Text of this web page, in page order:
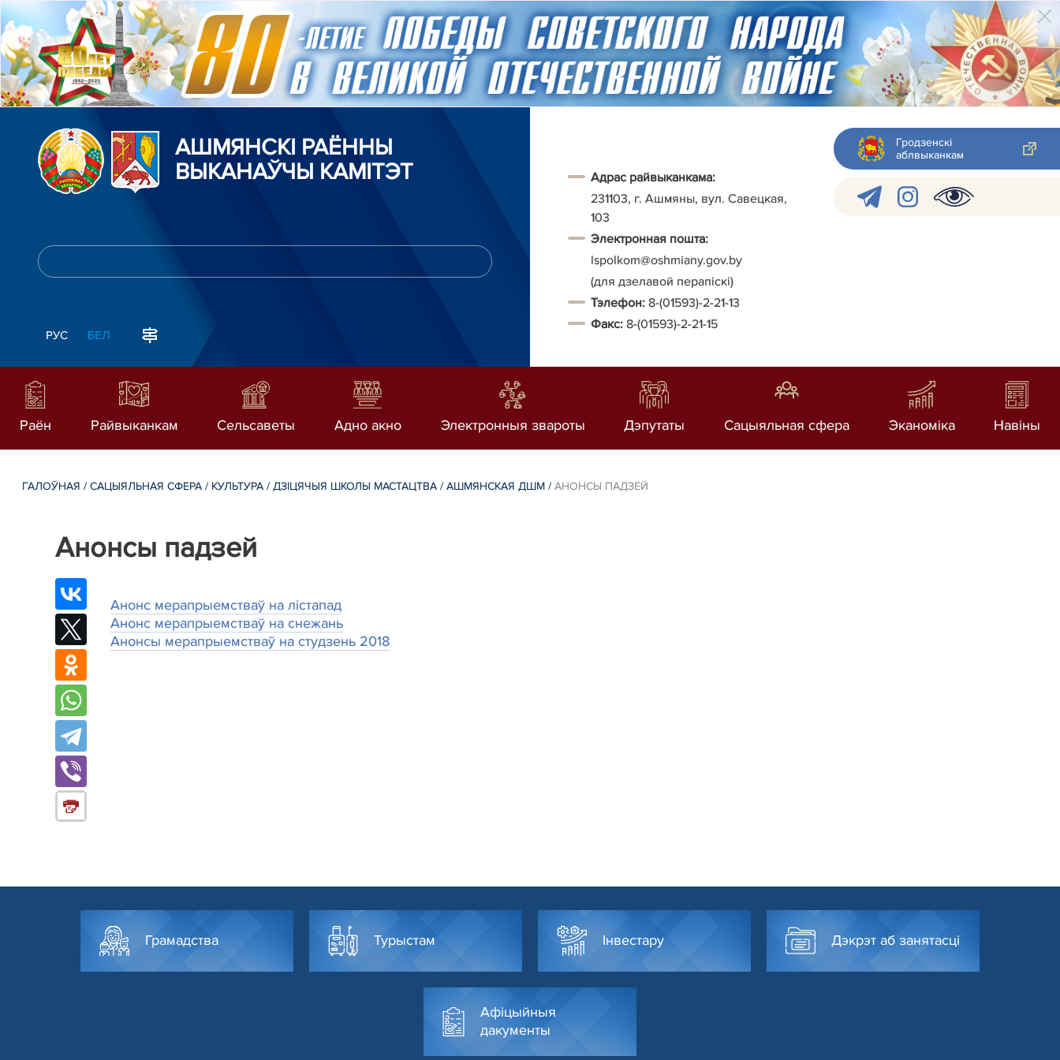
АШМЯНСКI РАЁННЫ
ВЫКАНАЎЧЫ КАМІТЭТ
РУС БЕЛ
Адрас райвыканкама:
231103, г. Ашмяны, вул. Савецкая,
103
Электронная пошта:
Ispolkom@oshmiany.gov.by
(для дзелавой перапіскі)
Тэлефон: 8-(01593)-2-21-13
Факс: 8-(01593)-2-21-15
Гродзенскі
аблвыканкам
Раён Райвыканкам Сельсаветы Адно акно Электронныя звароты Дэпутаты Сацыяльная сфера Эканоміка Навіны
ГАЛОЎНАЯ /САЦЫЯЛЬНАЯ СФЕРА / КУЛЬТУРА /ДЗІЦЯЧЫЯ ШКОЛЫ МАСТАЦТВА /АШМЯНСКАЯ ДШМ /АНОНСЫ ПАДЗЕЙ
Анонсы падзей
Анонс мерапрыемстваў на лістапад
Анонс мерапрыемстваў на снежань
Анонсы мерапрыемстваў на студзень 2018
Грамадства Турыстам Інвестару Дэкрэт аб занятасці
Афіцыйныя
дакументы